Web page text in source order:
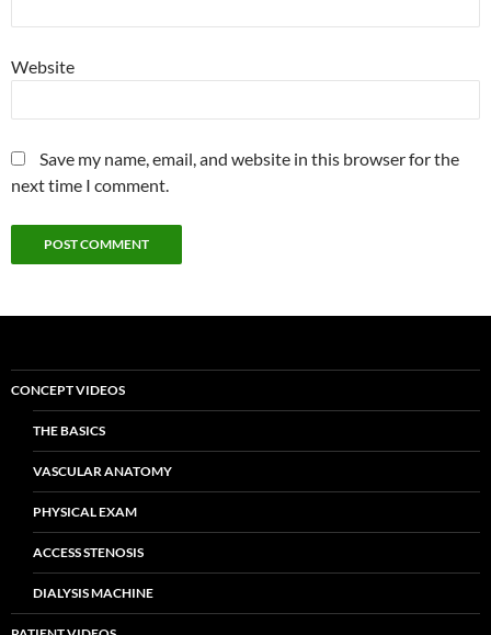
Website
Save my name, email, and website in this browser for the
next time I comment.
CONCEPT VIDEOS
THE BASICS
VASCULAR ANATOMY
PHYSICAL EXAM
ACCESS STENOSIS
DIALYSIS MACHINE